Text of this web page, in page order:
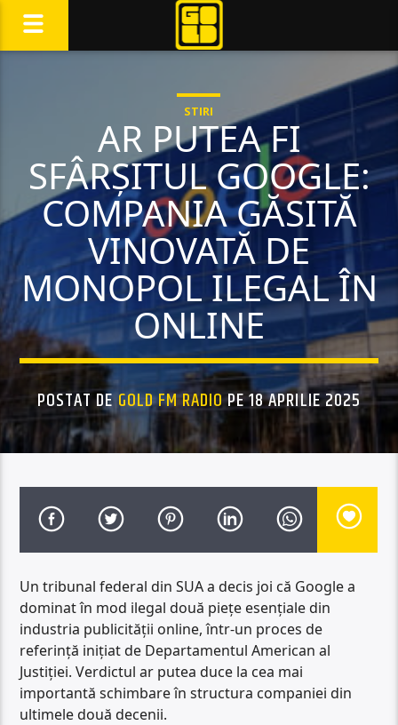
STIRI
AR PUTEA FI
SFÂRȘITUL GOOGLE:
COMPANIA GĂSITĂ
VINOVATĂ DE
MONOPOL ILEGAL ÎN
ONLINE
POSTAT DEGOLD FM RADIOPE 18 APRILIE 2025
Un tribunal federal din SUA a decis joi că Google a
dominat în mod ilegal două piețe esențiale din
industria publicității online, într-un proces de
referință inițiat de Departamentul American al
Justiției. Verdictul ar putea duce la cea mai
importantă schimbare în structura companiei din
ultimele două decenii.